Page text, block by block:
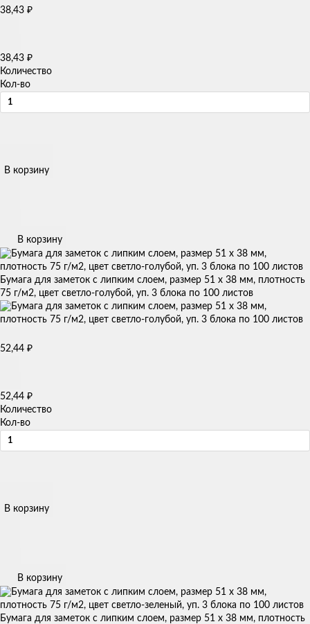
38,43 ₽
38,43 ₽
Количество
Кол-во
В корзину
В корзину
Бумага для заметок с липким слоем, размер 51 х 38 мм, плотность
75 г/м2, цвет светло-голубой, уп. 3 блока по 100 листов
52,44 ₽
52,44 ₽
Количество
Кол-во
В корзину
В корзину
Бумага для заметок с липким слоем, размер 51 х 38 мм, плотность